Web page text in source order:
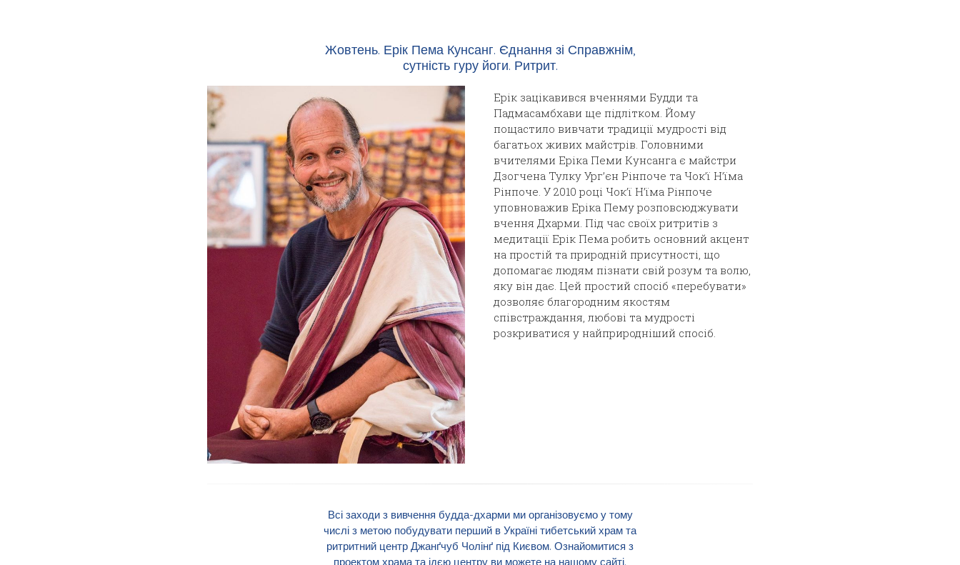
Жовтень. Ерік Пема Кунсанг. Єднання зі Справжнім,
сутність гуру йоги. Ритрит.
Ерік зацікавився вченнями Будди та
Падмасамбхави ще підлітком. Йому
пощастило вивчати традиції мудрості від
багатьох живих майстрів. Головними
вчителями Еріка Пеми Кунсанга є майстри
Дзогчена Тулку Ург’єн Рінпоче та Чок’ї Н’їма
Рінпоче. У 2010 році Чок’ї Н’їма Рінпоче
уповноважив Еріка Пему розповсюджувати
вчення Дхарми. Під час своїх ритритів з
медитації Ерік Пема робить основний акцент
на простій та природній присутності, що
допомагає людям пізнати свій розум та волю,
яку він дає. Цей простий спосіб «перебувати»
дозволяє благородним якостям
співстраждання, любові та мудрості
розкриватися у найприродніший спосіб.
Всі заходи з вивчення будда-дхарми ми організовуємо у тому
числі з метою побудувати перший в Україні тибетський храм та
ритритний центр Джанґчуб Чолінґ під Києвом. Ознайомитися з
проектом храма та ідєю центру ви можете на нашому сайті.